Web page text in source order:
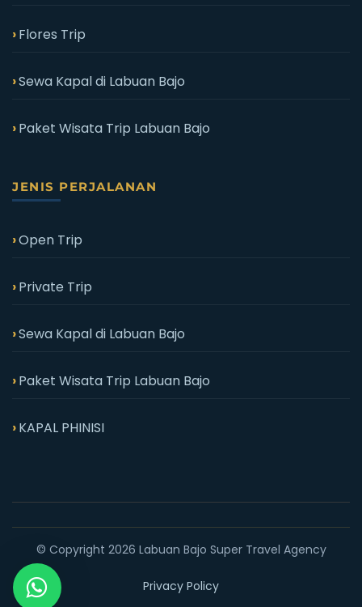
Flores Trip
Sewa Kapal di Labuan Bajo
Paket Wisata Trip Labuan Bajo
JENIS PERJALANAN
Open Trip
Private Trip
Sewa Kapal di Labuan Bajo
Paket Wisata Trip Labuan Bajo
KAPAL PHINISI
© Copyright 2026 Labuan Bajo Super Travel Agency
Privacy Policy